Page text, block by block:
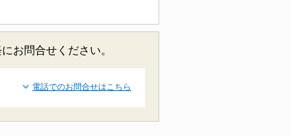
お問合せください。
電話でのお問合せはこちら